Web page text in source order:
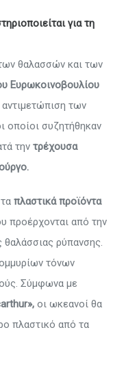
θαλασσών και των
Ευρωκοινοβουλίου
αντιμετώπιση των
οποίοι συζητήθηκαν
την τρέχουσα
πλαστικά προϊόντα
προέρχονται από την
θαλάσσιας ρύπανσης.
τόνων
Σύμφωνα με
οι ωκεανοί θα
πλαστικό από τα